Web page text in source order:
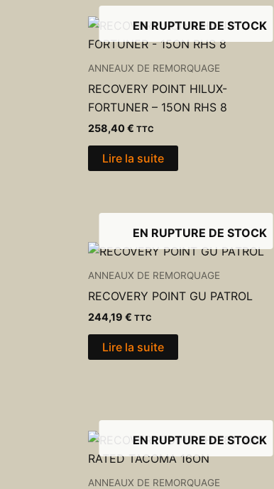
EN RUPTURE DE STOCK
ANNEAUX DE REMORQUAGE
RECOVERY POINT HILUX-
FORTUNER – 15ON RHS 8
258,40€ TTC
Lire la suite
EN RUPTURE DE STOCK
ANNEAUX DE REMORQUAGE
RECOVERY POINT GU PATROL
244,19 € TTC
Lire la suite
EN RUPTURE DE STOCK
ANNEAUX DE REMORQUAGE